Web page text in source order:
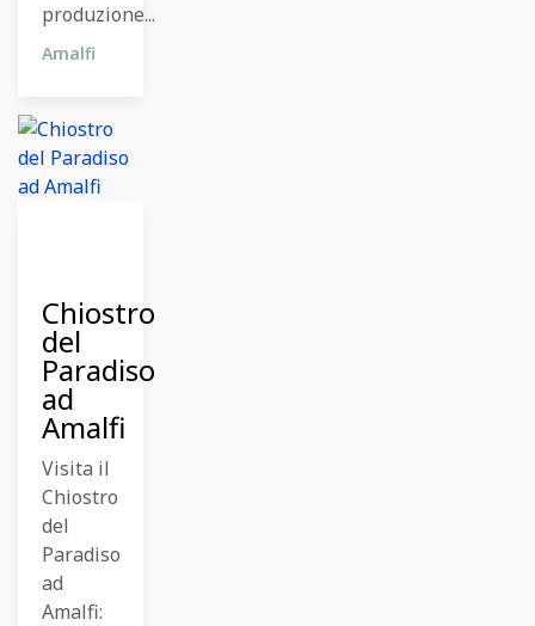
produzione...
Amalfi
2024
Chiostro
del
Paradiso
ad
Amalfi
Visita il
Chiostro
del
Paradiso
ad
Amalfi: